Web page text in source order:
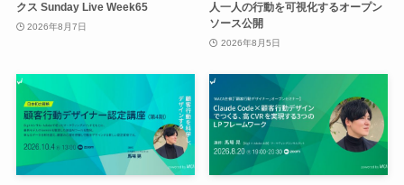
クス Sunday Live Week65
2026年8月7日
人一人の行動を可視化するオープン
ソース公開
2026年8月5日